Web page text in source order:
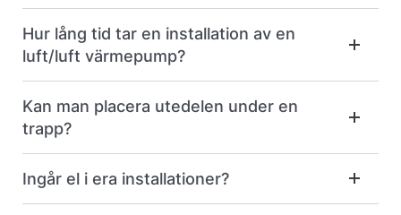
Hur lång tid tar en installation av en
luft/luft värmepump?
Kan man placera utedelen under en
trapp?
Ingår el i era installationer?